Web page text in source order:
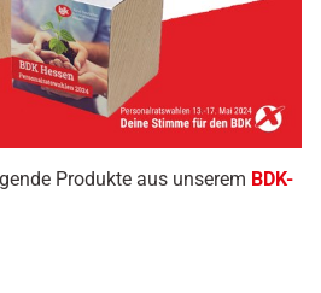
Produkte aus unserem BDK-